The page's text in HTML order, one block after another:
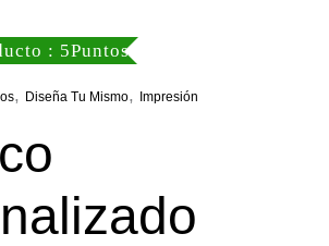
: 5Puntos
, Diseña Tu Mismo, Impresión